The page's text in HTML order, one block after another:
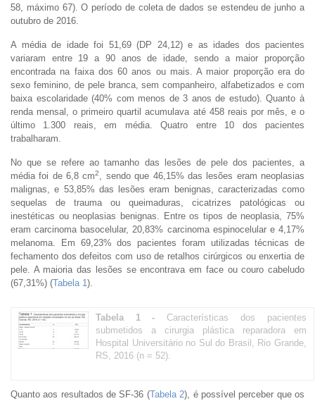
58, máximo 67). O período de coleta de dados se estendeu de junho a
outubro de 2016.
A média de idade foi 51,69 (DP 24,12) e as idades dos pacientes
variaram entre 19 a 90 anos de idade, sendo a maior proporção
encontrada na faixa dos 60 anos ou mais. A maior proporção era do
sexo feminino, de pele branca, sem companheiro, alfabetizados e com
baixa escolaridade (40% com menos de 3 anos de estudo). Quanto à
renda mensal, o primeiro quartil acumulava até 458 reais por mês, e o
último 1.300 reais, em média. Quatro entre 10 dos pacientes
trabalharam.
No que se refere ao tamanho das lesões de pele dos pacientes, a
média foi de 6,8 cm2
, sendo que 46,15% das lesões eram neoplasias
malignas, e 53,85% das lesões eram benignas, caracterizadas como
sequelas de trauma ou queimaduras, cicatrizes patológicas ou
inestéticas ou neoplasias benignas. Entre os tipos de neoplasia, 75%
eram carcinoma basocelular, 20,83% carcinoma espinocelular e 4,17%
melanoma. Em 69,23% dos pacientes foram utilizadas técnicas de
fechamento dos defeitos com uso de retalhos cirúrgicos ou enxertia de
pele. A maioria das lesões se encontrava em face ou couro cabeludo
(67,31%) (Tabela 1 ).
Tabela 1 - Características dos pacientes
submetidos a cirurgia plástica reparadora em
Hospital Universitário no Sul do Brasil, Rio Grande,
RS, 2016 (n = 52).
Quanto aos resultados de SF-36 (Tabela 2), é possível perceber que os